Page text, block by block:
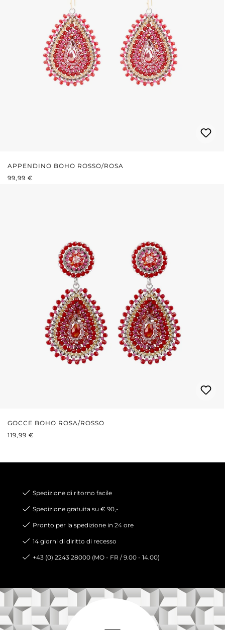
APPENDINO BOHO ROSSO/ROSA
PREZZO NORMALE:
99,99 €
GOCCE BOHO ROSA/ROSSO
PREZZO NORMALE:
119,99 €
Spedizione di ritorno facile
Spedizione gratuita su € 90,-
Pronto per la spedizione in 24 ore
14 giorni di diritto di recesso
+43 (0) 2243 28000 (MO - FR / 9.00 - 14.00)